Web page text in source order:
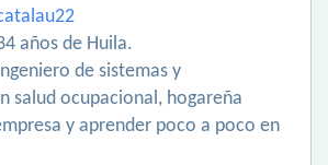
años de Huila.
de sistemas y
salud ocupacional, hogareña
y aprender poco a poco en